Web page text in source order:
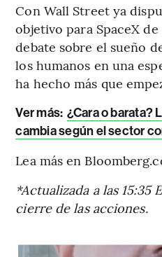
Con Wall Street ya
objetivo para SpaceX de
debate sobre el sueño
los humanos en una
ha hecho más que
Ver más: ¿Cara o barata?
cambia según el sector
Lea más en
*Actualizada a las
cierre de las acciones.